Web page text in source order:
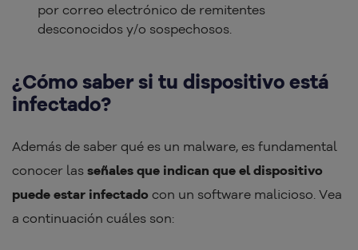
por correo electrónico de remitentes
desconocidos y/o sospechosos.
¿Cómo saber si tu dispositivo está
infectado?
Además de saber qué es un malware, es fundamental
conocer las señales que indican que el dispositivo
puede estar infectado con un software malicioso. Vea
a continuación cuáles son: